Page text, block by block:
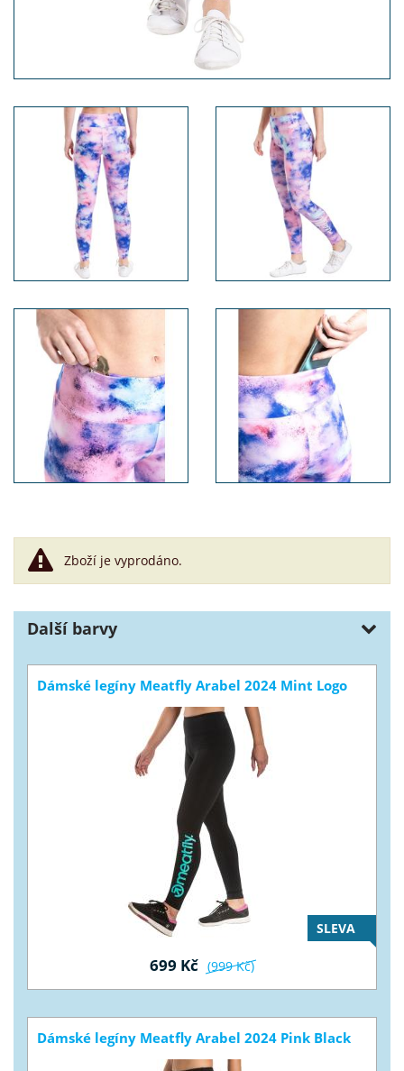
Zboží je vyprodáno.
Další barvy
Dámské legíny Meatfly Arabel 2024 Mint Logo
SLEVA
699 Kč (999 Kč)
Dámské legíny Meatfly Arabel 2024 Pink Black